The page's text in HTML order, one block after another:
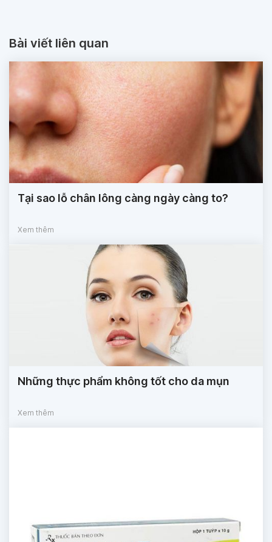
Bài viết liên quan
Tại sao lỗ chân lông càng ngày càng to?
Xem thêm
Những thực phẩm không tốt cho da mụn
Xem thêm